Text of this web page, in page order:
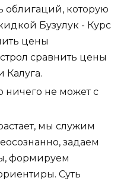
облигаций, которую
Бузулук - Курс
цены
сравнить цены
Калуга.
ничего не может с
мы служим
задаем
формируем
Суть